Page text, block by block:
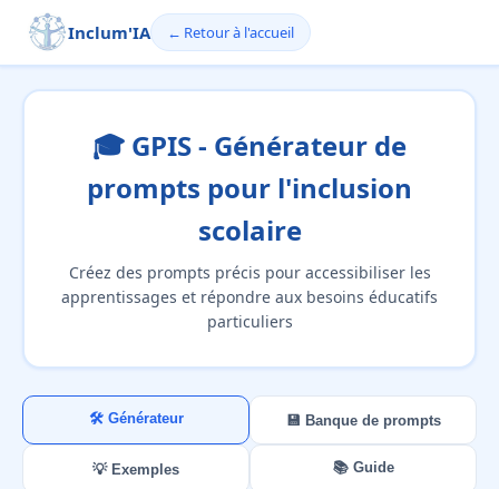
Inclum'IA Retour à l'accueil
🎓 GPIS - Générateur de
prompts pour l'inclusion
scolaire
Créez des prompts précis pour accessibiliser les
apprentissages et répondre aux besoins éducatifs
particuliers
🛠️ Générateur 💾 Banque de prompts
💡 Exemples 📚 Guide